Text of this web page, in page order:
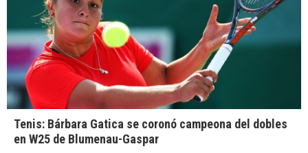
Tenis: Bárbara Gatica se coronó campeona del dobles
en W25 de Blumenau-Gaspar